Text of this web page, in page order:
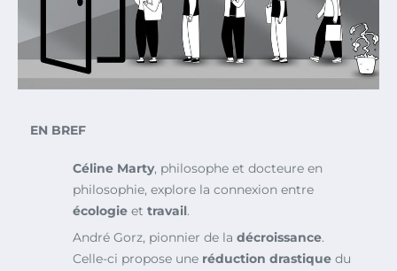
EN BREF
Céline Marty, philosophe et docteure en
philosophie, explore la connexion entre
écologie et travail.
André Gorz, pionnier de la décroissance.
Celle-ci propose une réduction drastique du